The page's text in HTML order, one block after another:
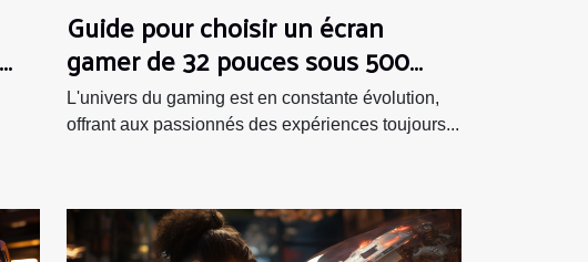
Guide pour choisir un écran
gamer de 32 pouces sous 500
euros
L'univers du gaming est en constante évolution,
offrant aux passionnés des expériences toujours...